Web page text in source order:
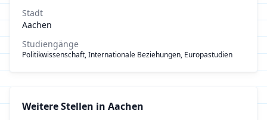
Stadt
Aachen
Studiengänge
Politikwissenschaft, Internationale Beziehungen, Europastudien
Weitere Stellen in Aachen